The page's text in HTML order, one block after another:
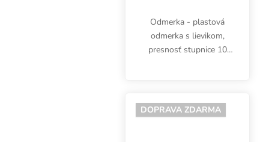
Odmerka - plastová
odmerka s lievikom,
presnosť stupnice 10
ml.
DOPRAVA ZDARMA